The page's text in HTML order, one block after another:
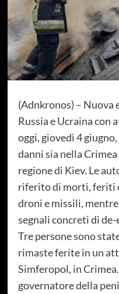
(Adnkronos) – Nuova
Russia e Ucraina con
oggi, giovedì 4
danni sia nella
regione di Kiev. Le
riferito di morti, feriti
droni e missili,
segnali concreti di
Tre persone sono
rimaste ferite in un
Simferopol, in
governatore della